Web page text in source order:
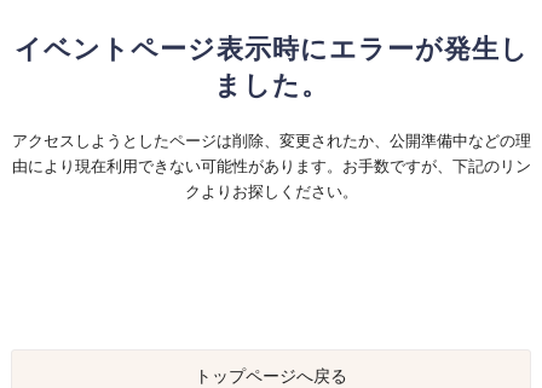
イベントページ表示時にエラーが発生し
ました。
アクセスしようとしたページは削除、変更されたか、公開準備中などの理
由により現在利用できない可能性があります。お手数ですが、下記のリン
クよりお探しください。
トップページへ戻る